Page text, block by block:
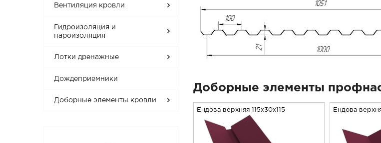
Вентиляция кровли
Гидроизоляция и
пароизоляция
Лотки дренажные
Дождеприемники
Доборные элементы кровли
Доборные элементы
Ендова верхняя 115x30x115 Ендова